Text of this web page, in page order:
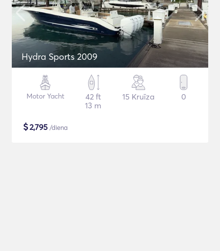
Hydra Sports 2009
Motor Yacht
42 ft
13 m
15 Kruīza 0
$2,795 /diena